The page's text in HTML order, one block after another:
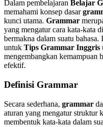
Dalam pembelajaran Belajar
memahami konsep dasar
kunci utama. Grammar
yang mengatur cara kata-kata
bermakna dalam suatu
untuk Tips Grammar Inggris
mengembangkan kemampuan
efektif.
Definisi Grammar
Secara sederhana, grammar
aturan yang mengatur struktur
membentuk kata-kata dalam